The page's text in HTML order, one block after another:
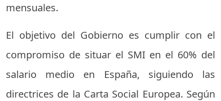
mensuales.
El objetivo del Gobierno es cumplir con el
compromiso de situar el SMI en el 60% del
salario medio en España, siguiendo las
directrices de la Carta Social Europea. Según